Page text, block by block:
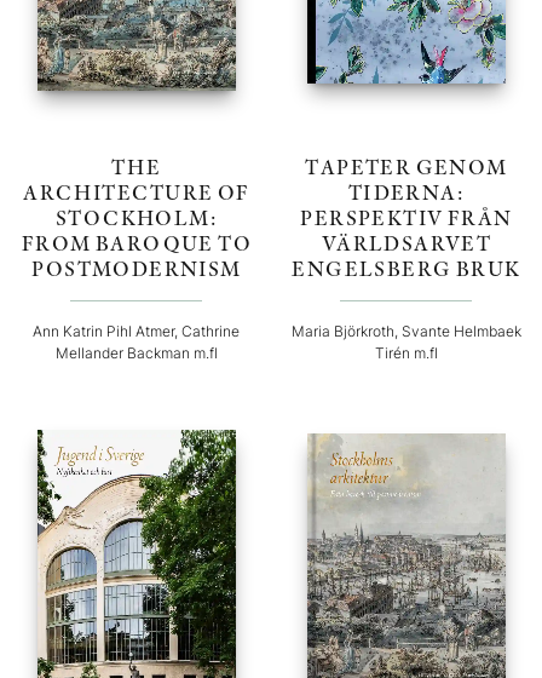
THE
ARCHITECTURE OF
STOCKHOLM:
FROM BAROQUE TO
POSTMODERNISM
Ann Katrin Pihl Atmer, Cathrine
Mellander Backman m.fl
TAPETER GENOM
TIDERNA:
PERSPEKTIV FRÅN
VÄRLDSARVET
ENGELSBERG BRUK
Maria Björkroth, Svante Helmbaek
Tirén m.fl